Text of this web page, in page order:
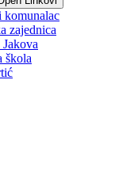
komunalac
zajednica
Jakova
škola